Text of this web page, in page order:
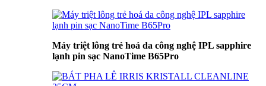
Máy triệt lông trẻ hoá da công nghệ IPL sapphire
lạnh pin sạc NanoTime B65Pro